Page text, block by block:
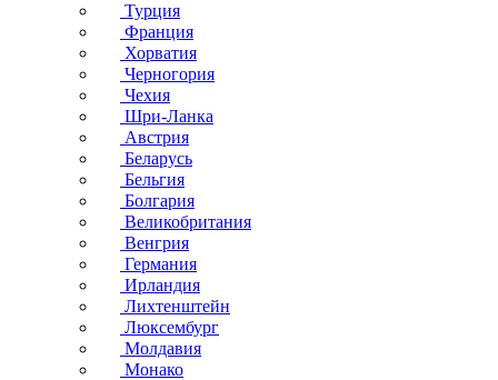
Турция
Франция
Хорватия
Черногория
Чехия
Шри-Ланка
Австрия
Беларусь
Бельгия
Болгария
Великобритания
Венгрия
Германия
Ирландия
Лихтенштейн
Люксембург
Молдавия
Монако